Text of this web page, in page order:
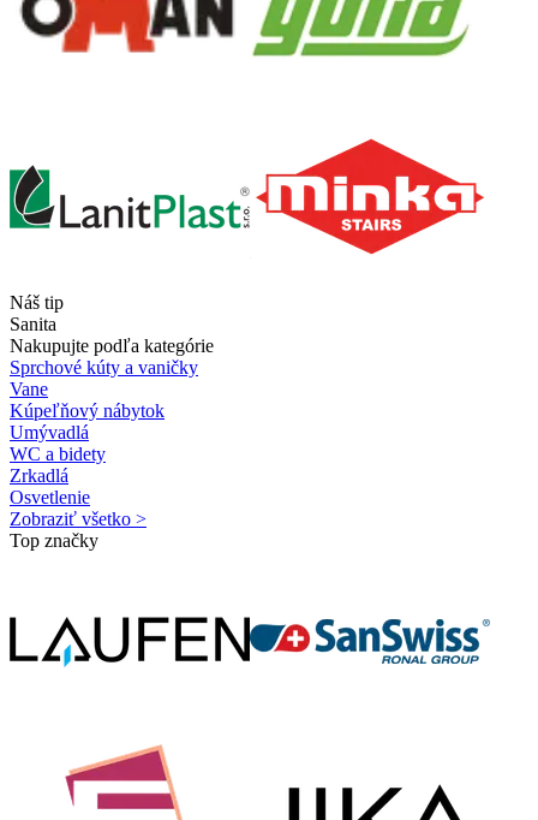
Náš tip
Sanita
Nakupujte podľa kategórie
Sprchové kúty a vaničky
Vane
Kúpeľňový nábytok
Umývadlá
WC a bidety
Zrkadlá
Osvetlenie
Zobraziť všetko >
Top značky